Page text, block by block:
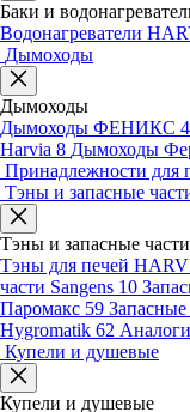
Баки и
Водонагреватели
Дымоходы
Дымоходы
Дымоходы ФЕНИКС
Harvia 8 Дымоходы
Принадлежности для
Тэны и запасные
Тэны и запасные
Тэны для печей
части Sangens 10
Паромакс 59 Запасные
Hygromatik 62
Купели и душевые
Купели и душевые